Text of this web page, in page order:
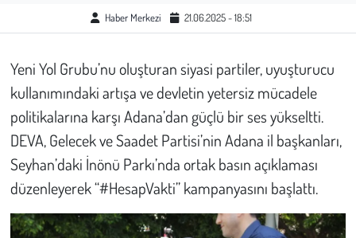
Haber Merkezi 21.06.2025 - 18:51
Yeni Yol Grubu’nu oluşturan siyasi partiler, uyuşturucu
kullanımındaki artışa ve devletin yetersiz mücadele
politikalarına karşı Adana’dan güçlü bir ses yükseltti.
DEVA, Gelecek ve Saadet Partisi’nin Adana il başkanları,
Seyhan’daki İnönü Parkı’nda ortak basın açıklaması
düzenleyerek “#HesapVakti” kampanyasını başlattı.
Bilim - Teknoloji
İnsan Hakları
Hayvan Hakları